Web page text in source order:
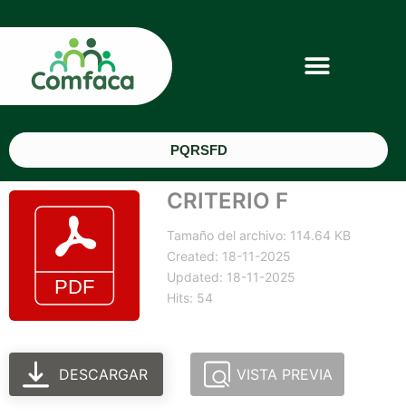
PQRSFD
CRITERIO F
Tamaño del archivo: 114.64 KB
Created: 18-11-2025
Updated: 18-11-2025
Hits: 54
DESCARGAR VISTA PREVIA